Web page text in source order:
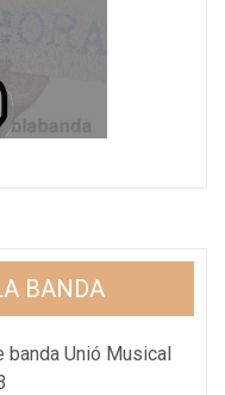
BANDA
banda Unió Musical